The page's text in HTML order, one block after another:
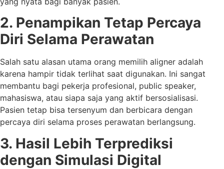
2. Penampikan Tetap Percaya
Diri Selama Perawatan
Salah satu alasan utama orang memilih aligner adalah
karena hampir tidak terlihat saat digunakan. Ini sangat
membantu bagi pekerja profesional, public speaker,
mahasiswa, atau siapa saja yang aktif bersosialisasi.
Pasien tetap bisa tersenyum dan berbicara dengan
percaya diri selama proses perawatan berlangsung.
3. Hasil Lebih Terprediksi
dengan Simulasi Digital